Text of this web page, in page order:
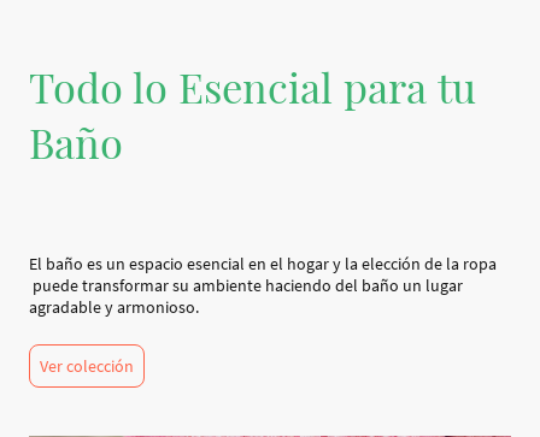
Todo lo Esencial para tu
Baño
El baño es un espacio esencial en el hogar y la elección de la ropa
puede transformar su ambiente haciendo del baño un lugar
agradable y armonioso.
Ver colección